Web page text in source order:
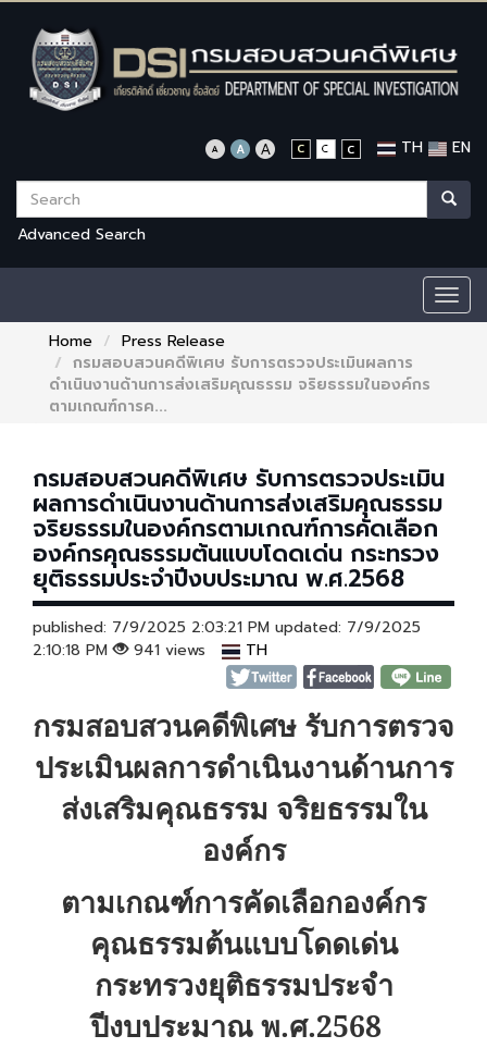
TH EN
Advanced Search
Home
Press Release
กรมสอบสวนคดีพิเศษ รับการตรวจประเมินผลการ
ดำเนินงานด้านการส่งเสริมคุณธรรม จริยธรรมในองค์กร
ตามเกณฑ์การค...
กรมสอบสวนคดีพิเศษ รับการตรวจประเมิน
ผลการดำเนินงานด้านการส่งเสริมคุณธรรม
จริยธรรมในองค์กรตามเกณฑ์การคัดเลือก
องค์กรคุณธรรมต้นแบบโดดเด่น กระทรวง
ยุติธรรมประจำปีงบประมาณ พ.ศ.2568
published: 7/9/2025 2:03:21 PM updated: 7/9/2025
2:10:18 PM
941 views TH
กรมสอบสวนคดีพิเศษ รับการตรวจ
ประเมินผลการดำเนินงานด้านการ
ส่งเสริมคุณธรรม จริยธรรมใน
องค์กร
ตามเกณฑ์การคัดเลือกองค์กร
คุณธรรมต้นแบบโดดเด่น
กระทรวงยุติธรรมประจำ
ปีงบประมาณ พ.ศ.2568